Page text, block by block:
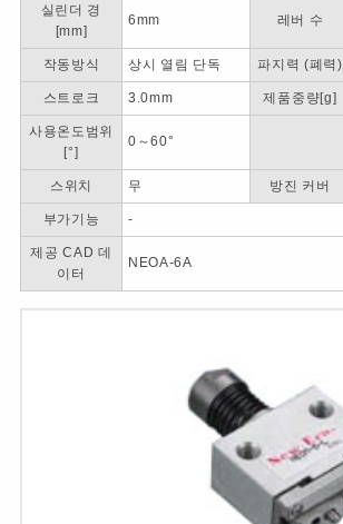
실린더 경
[mm]
6mm 레버 수
작동방식 상시 열림 단독 파지력 (폐력)
스트로크 3.0mm 제품중량[g]
사용온도범위
[°]
0～60°
스위치 무 방진 커버
부가기능 -
제공 CAD 데
이터
NEOA-6A